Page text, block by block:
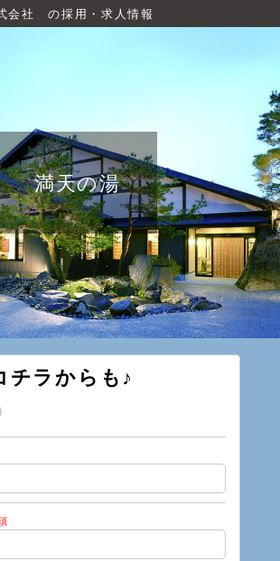
会社 の採用・求人情報
満天の湯
チラからも♪